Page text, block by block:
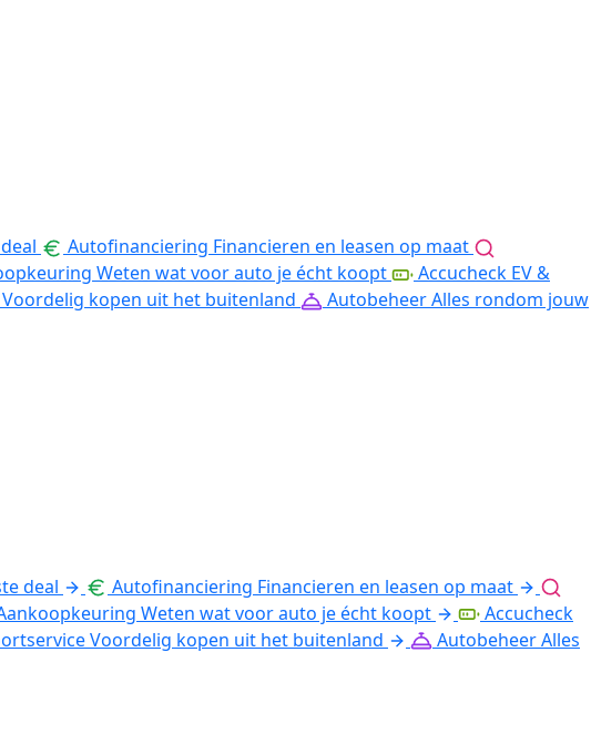
Autofinanciering Financieren en leasen op maat
Weten wat voor auto je écht koopt
Accucheck EV &
Voordelig kopen uit het buitenland AutobeheerAlles rondom jouw
deal Autofinanciering Financieren en leasen op maat
Weten wat voor auto je écht koopt
Accucheck
Voordelig kopen uit het buitenland AutobeheerAlles